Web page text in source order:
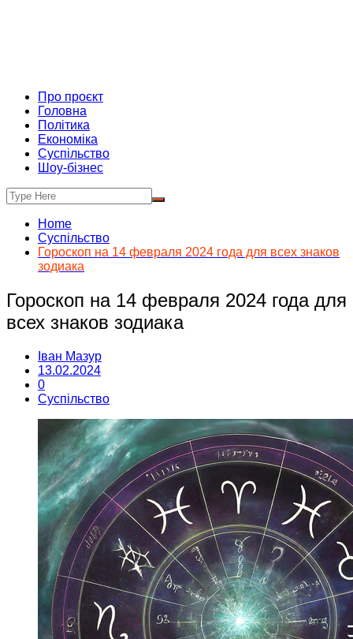
Про проєкт
Головна
Політика
Економіка
Суспільство
Шоу-бізнес
Home
Суспільство
Гороскоп на 14 февраля 2024 года для всех знаков
зодиака
Гороскоп на 14 февраля 2024 года для
всех знаков зодиака
Іван Мазур
13.02.2024
0
Суспільство